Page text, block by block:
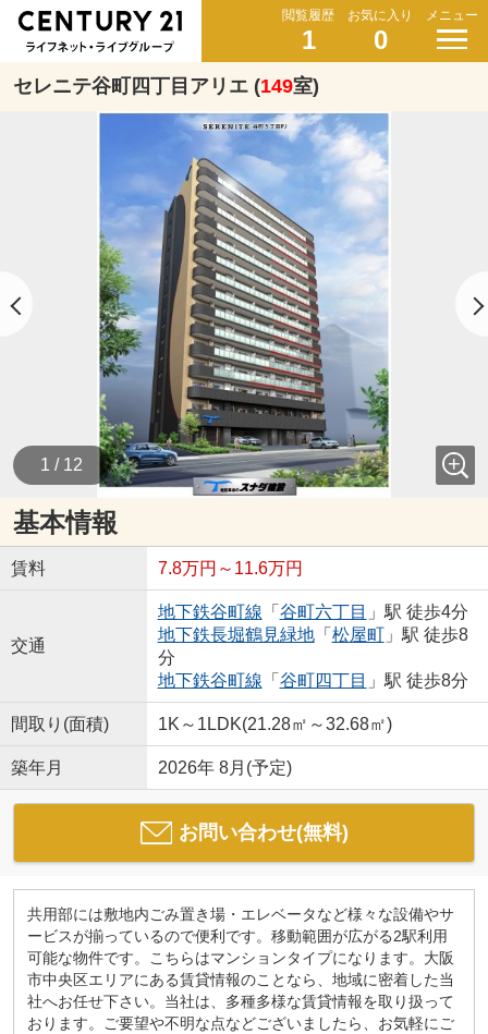
閲覧履歴
1
お気に入り
0
メニュー
セレニテ谷町四丁目アリエ (149室)
1 / 12
基本情報
賃料 7.8万円～11.6万円
交通
地下鉄谷町線 「 谷町六丁目 」駅 徒歩4分
地下鉄長堀鶴見緑地「 松屋町」駅 徒歩8
分
地下鉄谷町線 「 谷町四丁目 」駅 徒歩8分
間取り(面積) 1K～1LDK(21.28㎡～32.68㎡)
築年月 2026年 8月(予定)
お問い合わせ(無料)
共用部には敷地内ごみ置き場・エレベータなど様々な設備やサ
ービスが揃っているので便利です。移動範囲が広がる2駅利用
可能な物件です。こちらはマンションタイプになります。大阪
市中央区エリアにある賃貸情報のことなら、地域に密着した当
社へお任せ下さい。当社は、多種多様な賃貸情報を取り扱って
おります。ご要望や不明な点などございましたら、お気軽にご